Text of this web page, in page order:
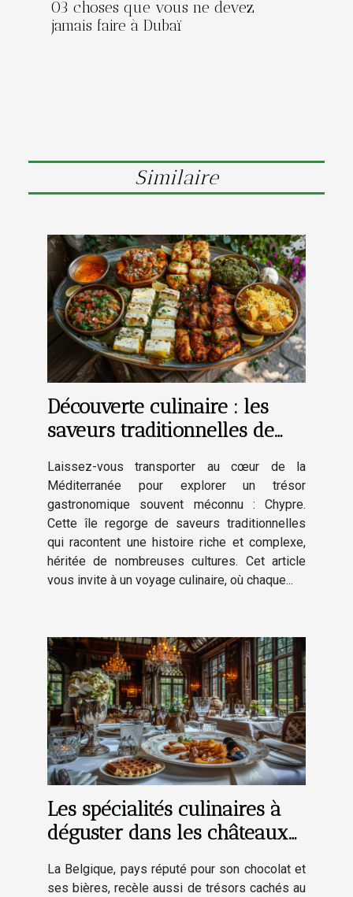
03 choses que vous ne devez
jamais faire à Dubaï
Similaire
Découverte culinaire : les
saveurs traditionnelles de
Laissez-vous transporter au cœur de la
Méditerranée pour explorer un trésor
gastronomique souvent méconnu : Chypre.
Cette île regorge de saveurs traditionnelles
qui racontent une histoire riche et complexe,
héritée de nombreuses cultures. Cet article
vous invite à un voyage culinaire, où chaque...
Les spécialités culinaires à
déguster dans les châteaux
La Belgique, pays réputé pour son chocolat et
ses bières, recèle aussi de trésors cachés au